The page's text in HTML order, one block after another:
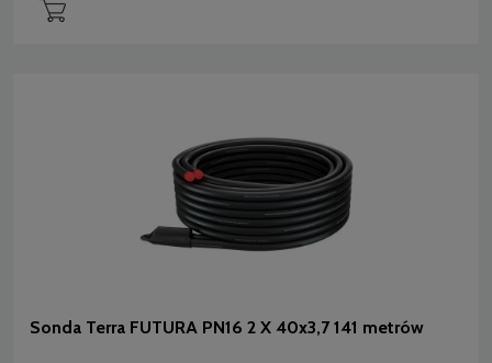
Sonda Terra FUTURA PN16 2 X 40x3,7 141 metrów